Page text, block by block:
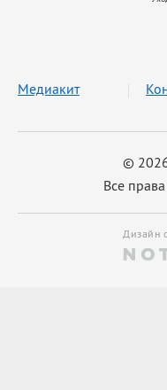
©
Все
Медиакит
Дизайн